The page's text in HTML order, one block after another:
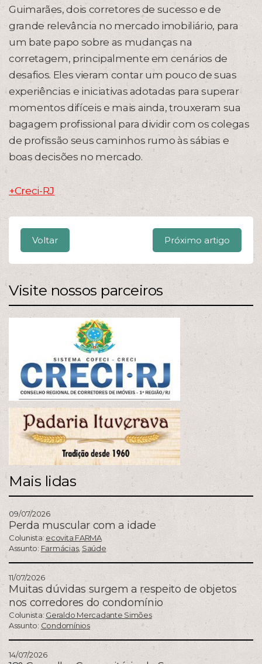
Guimarães, dois corretores de sucesso e de
grande relevância no mercado imobiliário, para
um bate papo sobre as mudanças na
corretagem, principalmente em cenários de
desafios. Eles vieram contar um pouco de suas
experiências e iniciativas adotadas para superar
momentos difíceis e mais ainda, trouxeram sua
bagagem profissional para dividir com os colegas
de profissão seus caminhos rumo às sábias e
boas decisões no mercado.
+Creci-RJ
Voltar Próximo artigo
Visite nossos parceiros
Mais lidas
09/07/2026
Perda muscular com a idade
Colunista: ecovita FARMA
Assunto: Farmácias, Saúde
11/07/2026
Muitas dúvidas surgem a respeito de objetos
nos corredores do condomínio
Colunista: Geraldo Mercadante Simões
Assunto: Condomínios
14/07/2026